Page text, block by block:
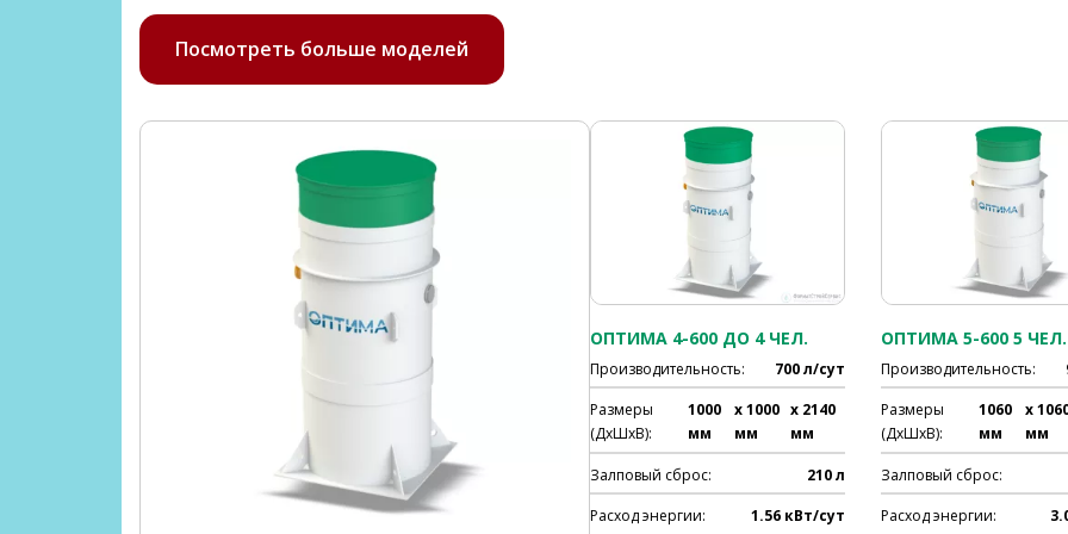
Посмотреть больше моделей
ОПТИМА 4-600 ДО 4 ЧЕЛ.
Производительность: 700 л/сут
Размеры
(ДхШхВ):
1000
мм
x 1000
мм
x 2140
мм
Залповый сброс: 210 л
Расход энергии: 1.56 кВт/сут
ОПТИМА 5-600 5 ЧЕЛ.
Производительность:
Размеры
(ДхШхВ):
1060
мм
x
мм
Залповый сброс:
Расход энергии: